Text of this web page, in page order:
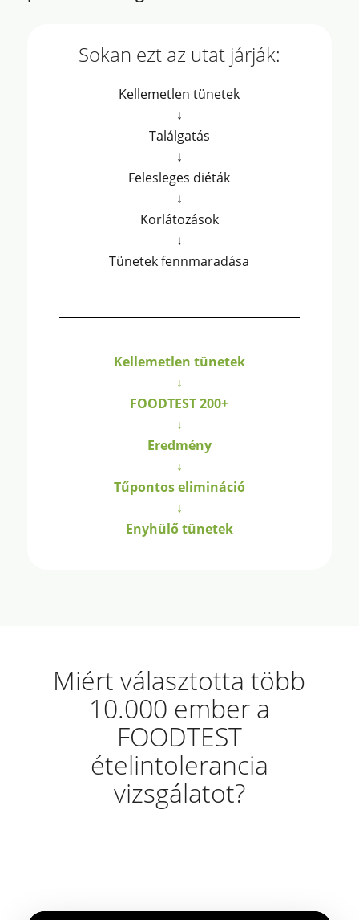
Sokan ezt az utat járják:
Kellemetlen tünetek
↓
Találgatás
↓
Felesleges diéták
↓
Korlátozások
↓
Tünetek fennmaradása
Kellemetlen tünetek
↓
FOODTEST 200+
↓
Eredmény
↓
Tűpontos elimináció
↓
Enyhülő tünetek
Miért választotta több
10.000 ember a
FOODTEST
ételintolerancia
vizsgálatot?